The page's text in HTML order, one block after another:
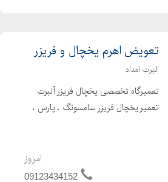
تعویض اهرم یخچال و فریزر
البرت امداد
تعمیرگاه تخصصی یخچال فریزر آلبرت
تعمیر یخچال فریزر سامسونگ ، پارس ،
ارج و. سرویس دهی و تعمیر یخچال و
فریزر در کلیه نقاط ت...
امروز
09123434152